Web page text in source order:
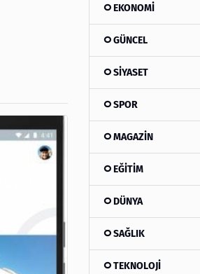
EKONOMİ
GÜNCEL
SİYASET
SPOR
MAGAZİN
EĞİTİM
DÜNYA
SAĞLIK
TEKNOLOJİ